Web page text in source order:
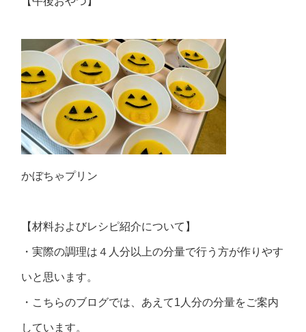
かぼちゃプリン
【材料およびレシピ紹介について】
・実際の調理は４人分以上の分量で行う方が作りやす
いと思います。
・こちらのブログでは、あえて1人分の分量をご案内
しています。